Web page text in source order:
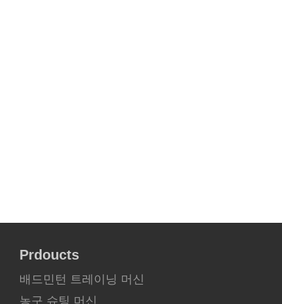
Prdoucts
배드민턴 트레이닝 머신
농구 슈팅 머신